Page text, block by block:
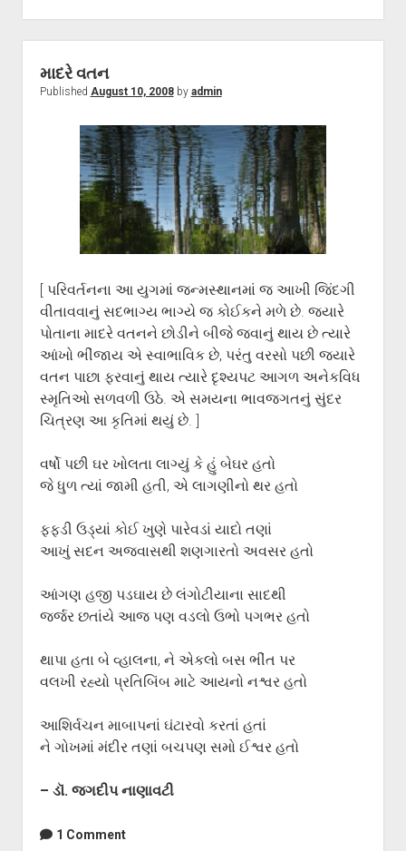
માદરે વતન
Published August 10, 2008by admin
[ પરિવર્તનના આ યુગમાં જન્મસ્થાનમાં જ આખી જિંદગી
વીતાવવાનું સદભાગ્ય ભાગ્યે જ કોઈકને મળે છે. જ્યારે
પોતાના માદરે વતનને છોડીને બીજે જવાનું થાય છે ત્યારે
આંખો ભીંજાય એ સ્વાભાવિક છે, પરંતુ વરસો પછી જ્યારે
વતન પાછા ફરવાનું થાય ત્યારે દૃશ્યપટ આગળ અનેકવિધ
સ્મૃતિઓ સળવળી ઉઠે. એ સમયના ભાવજગતનું સુંદર
ચિત્રણ આ કૃતિમાં થયું છે. ]
વર્ષો પછી ઘર ખોલતા લાગ્યું કે હું બેઘર હતો
જે ધુળ ત્યાં જામી હતી, એ લાગણીનો થર હતો
ફફડી ઉડ્યાં કોઈ ખુણે પારેવડાં યાદો તણાં
આખું સદન અજવાસથી શણગારતો અવસર હતો
આંગણ હજી પડઘાય છે લંગોટીયાના સાદથી
જર્જર છતાંયે આજ પણ વડલો ઉભો પગભર હતો
થાપા હતા બે વ્હાલના, ને એકલો બસ ભીંત પર
વલખી રહ્યો પ્રતિબિંબ માટે આયનો નશ્વર હતો
આશિર્વચન માબાપનાં ઘંટારવો કરતાં હતાં
ને ગોખમાં મંદીર તણાં બચપણ સમો ઈશ્વર હતો
– ડૉ. જગદીપ નાણાવટી
1 Comment